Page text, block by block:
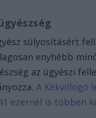
súlyosításért
enyhébb
az ügyészi
A Kékvillogó
ezernél is többen